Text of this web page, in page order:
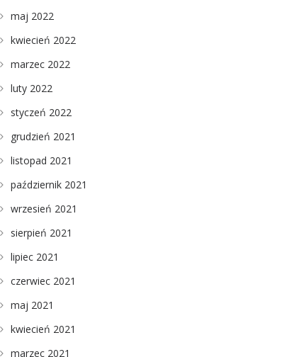
maj 2022
kwiecień 2022
marzec 2022
luty 2022
styczeń 2022
grudzień 2021
listopad 2021
październik 2021
wrzesień 2021
sierpień 2021
lipiec 2021
czerwiec 2021
maj 2021
kwiecień 2021
marzec 2021